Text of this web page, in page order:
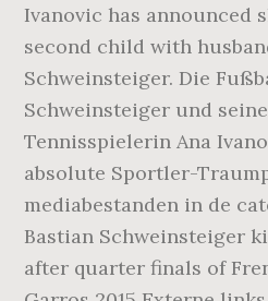
Ivanovic has announced
second child with
Schweinsteiger. Die
Schweinsteiger und
Tennisspielerin Ana
absolute Sportler-
mediabestanden in de
Bastian Schweinsteiger
after quarter finals of